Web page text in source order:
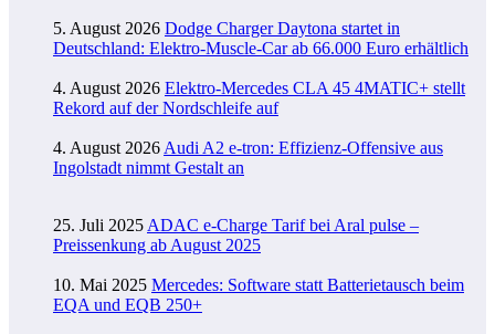
5. August 2026 Dodge Charger Daytona startet in
Deutschland: Elektro-Muscle-Car ab 66.000 Euro erhältlich
4. August 2026 Elektro-Mercedes CLA 45 4MATIC+ stellt
Rekord auf der Nordschleife auf
4. August 2026 Audi A2 e-tron: Effizienz-Offensive aus
Ingolstadt nimmt Gestalt an
25. Juli 2025 ADAC e-Charge Tarif bei Aral pulse –
Preissenkung ab August 2025
10. Mai 2025 Mercedes: Software statt Batterietausch beim
EQA und EQB 250+